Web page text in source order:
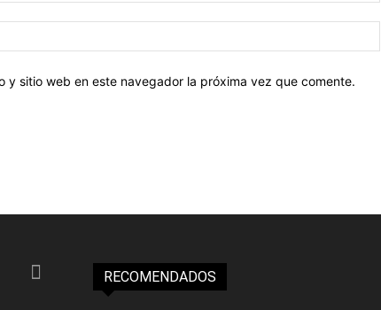
y sitio web en este navegador la próxima vez que comente.
RECOMENDADOS